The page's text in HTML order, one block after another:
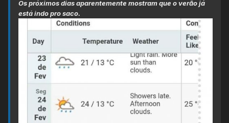
Os próximos dias aparentemente mostram que o verão já
está indo pro saco.